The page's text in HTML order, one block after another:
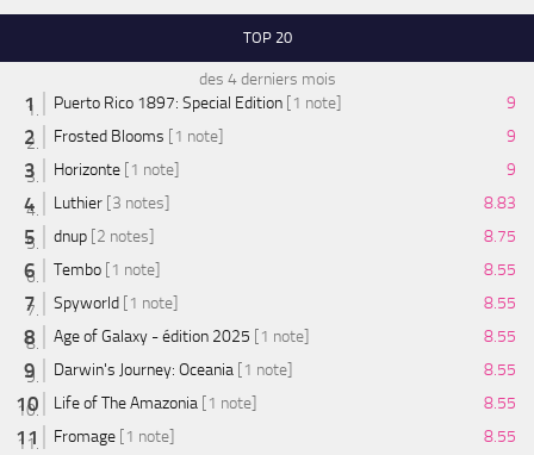
TOP 20
des 4 derniers mois
Puerto Rico 1897: Special Edition [1 note]
9
Frosted Blooms [1 note]
9
Horizonte [1 note]
9
Luthier [3 notes]
8.83
dnup [2 notes]
8.75
Tembo [1 note]
8.55
Spyworld [1 note]
8.55
Age of Galaxy - édition 2025 [1 note]
8.55
Darwin's Journey: Oceania [1 note]
8.55
Life of The Amazonia [1 note]
8.55
Fromage [1 note]
8.55